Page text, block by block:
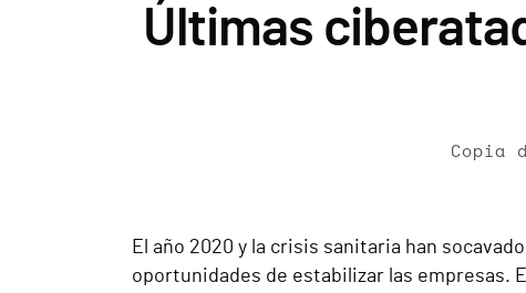
Últimas
Copia
El año 2020 y la crisis sanitaria han
oportunidades de estabilizar las empresas.